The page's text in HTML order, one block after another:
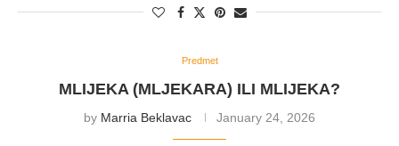
Predmet
MLIJEKA (MLJEKARA) ILI MLIJEKA?
by Marria Beklavac January 24, 2026